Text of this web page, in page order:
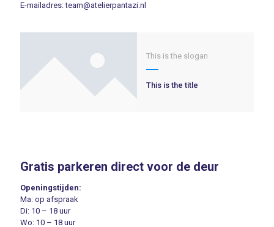
E-mailadres: team@atelierpantazi.nl
This is the slogan
This is the title
Gratis parkeren direct voor de deur
Openingstijden:
Ma: op afspraak
Di: 10 – 18 uur
Wo: 10 – 18 uur